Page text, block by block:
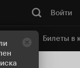
Войти
Билеты в